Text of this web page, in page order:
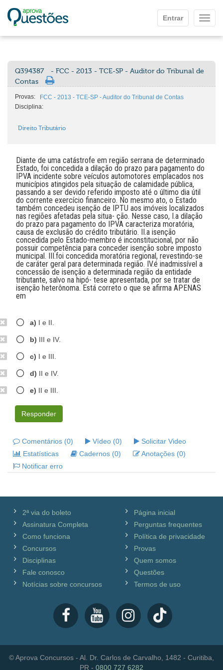
Entrar
Q394387
- FCC - 2013 - TCE-SP - Auditor do Tribunal de
Contas
Provas:
FCC - 2013 - TCE-SP - Auditor do Tribunal de Contas
Disciplina:
Direito Tributário
Diante de uma catástrofe em região serrana de determinado
Estado, foi concedida a dilação do prazo para pagamento do
IPVA incidente sobre veículos automotores emplacados nos
municípios atingidos pela situação de calamidade pública,
passando a ser devido referido imposto até o último dia útil
do corrente exercício financeiro. No mesmo ato, o Estado
também concedeu isenção de IPTU aos imóveis localizados
nas regiões afetadas pela situa- ção. Nesse caso, I.a dilação
do prazo para pagamento do IPVA caracteriza moratória,
causa de exclusão do crédito tributário. II.a isenção
concedida pelo Estado-membro é inconstitucional, por não
possuir competência para conceder isenção sobre imposto
municipal. III.foi concedida moratória regional, revestindo-se
de caráter geral para determinada região. IV.é inadmissível a
concessão de isenção a determinada região da entidade
tributante, salvo na hipó- tese apresentada, por se tratar de
isenção heterônoma. Está correto o que se afirma APENAS
em
a) I e II.
b) III e IV.
c) I e III.
d) II e IV.
e) II e III.
Responder
Comentários (0) Vídeo (0)
Solicitar Video
Estatísticas
Cadernos (0)
Anotações (0)
Notificar erro
2ª via do boleto
Assinatura Completa
Como funciona
Concursos
Disciplinas
Fale conosco
Notícias sobre concursos
Página inicial
Perguntas frequentes
Política de privacidade
Provas
Quem somos
Questões
Termos de uso
© Aprova Concursos - Al. Dr. Carlos de Carvalho, 1482 - Curitiba,
PR - 0800 727 6282